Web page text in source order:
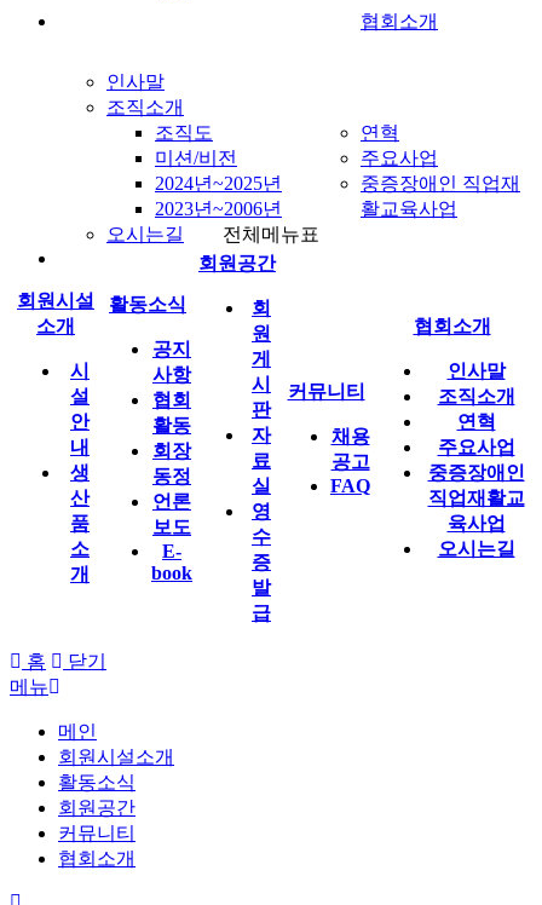
협회소개
인사말
조직소개
조직도
미션/비전
연혁
2024년~2025년
2023년~2006년
주요사업
중증장애인 직업재
활교육사업
오시는길
전체메뉴표
회원시설
소개
시
설
안
내
생
산
품
소
개
활동소식
공지
사항
협회
활동
회장
동정
언론
보도
E-
book
회원공간
회
원
게
시
판
자
료
실
영
수
증
발
급
커뮤니티
채용
공고
FAQ
협회소개
인사말
조직소개
연혁
주요사업
중증장애인
직업재활교
육사업
오시는길
홈
닫기
메뉴
메인
회원시설소개
활동소식
회원공간
커뮤니티
협회소개